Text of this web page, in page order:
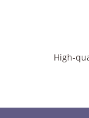
High-